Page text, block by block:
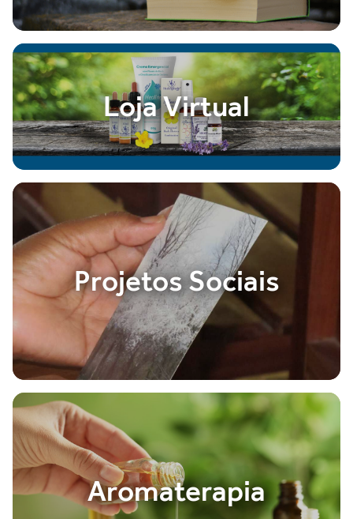
Loja Virtual
Projetos Sociais
Aromaterapia